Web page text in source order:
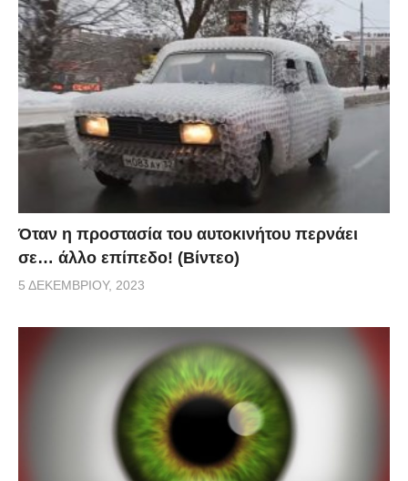
Όταν η προστασία του αυτοκινήτου περνάει
σε… άλλο επίπεδο! (Βίντεο)
5 ΔΕΚΕΜΒΡΊΟΥ, 2023